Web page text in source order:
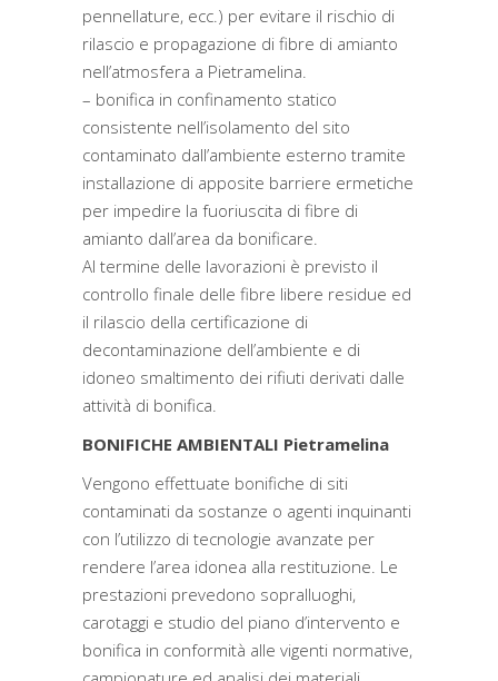
pennellature, ecc.) per evitare il rischio di
rilascio e propagazione di fibre di amianto
nell’atmosfera a Pietramelina.
– bonifica in confinamento statico
consistente nell’isolamento del sito
contaminato dall’ambiente esterno tramite
installazione di apposite barriere ermetiche
per impedire la fuoriuscita di fibre di
amianto dall’area da bonificare.
Al termine delle lavorazioni è previsto il
controllo finale delle fibre libere residue ed
il rilascio della certificazione di
decontaminazione dell’ambiente e di
idoneo smaltimento dei rifiuti derivati dalle
attività di bonifica.
BONIFICHE AMBIENTALI Pietramelina
Vengono effettuate bonifiche di siti
contaminati da sostanze o agenti inquinanti
con l’utilizzo di tecnologie avanzate per
rendere l’area idonea alla restituzione. Le
prestazioni prevedono sopralluoghi,
carotaggi e studio del piano d’intervento e
bonifica in conformità alle vigenti normative,